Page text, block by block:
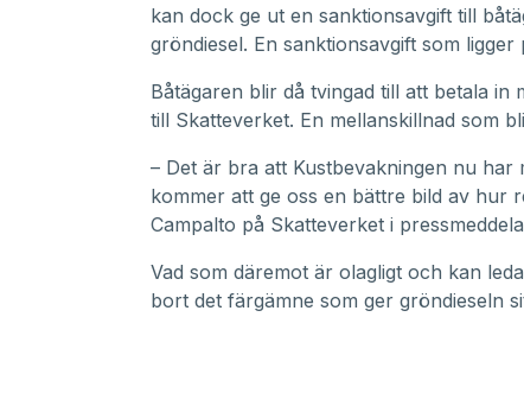
kan dock ge ut en sanktionsavgift till
gröndiesel. En sanktionsavgift som
Båtägaren blir då tvingad till att betala
till Skatteverket. En mellanskillnad som
– Det är bra att Kustbevakningen nu
kommer att ge oss en bättre bild av hur
Campalto på Skatteverket i
Vad som däremot är olagligt och kan
bort det färgämne som ger gröndieseln